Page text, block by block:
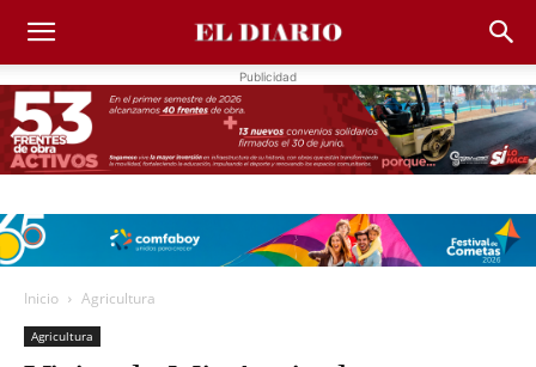
Publicidad
Inicio Agricultura
Agricultura